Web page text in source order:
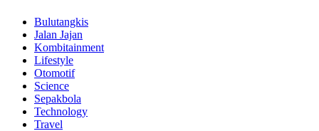
Bulutangkis
Jalan Jajan
Kombitainment
Lifestyle
Otomotif
Science
Sepakbola
Technology
Travel